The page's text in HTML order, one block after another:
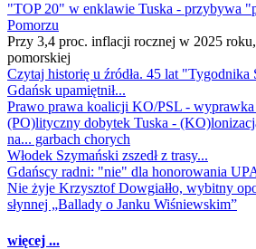
"TOP 20" w enklawie Tuska - przybywa
Pomorzu
Przy 3,4 proc. inflacji rocznej w 2025
pomorskiej
Czytaj historię u źródła. 45 lat "Tygodnika
Gdańsk upamiętnił...
Prawo prawa koalicji KO/PSL - wyprawka
(PO)lityczny dobytek Tuska -
na... garbach chorych
Włodek Szymański zszedł z trasy...
Gdańscy radni: "nie" dla honorowania
Nie żyje Krzysztof Dowgiałło, wybitny
słynnej „Ballady o Janku Wiśniewskim”
więcej ...